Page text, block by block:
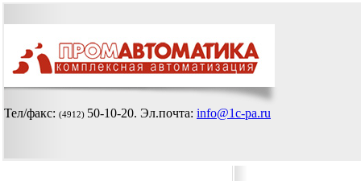
Тел/факс: (4912) 50-10-20. Эл.почта: info@1c-pa.ru